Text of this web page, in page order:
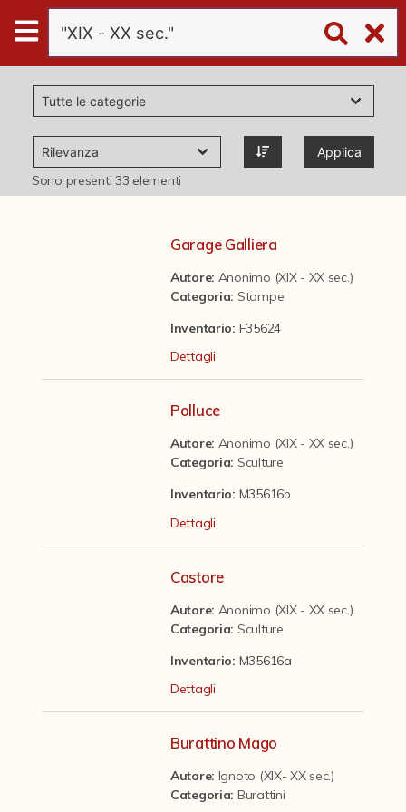
Digital
Humanities
Donazioni
Pubblicazioni
Il progetto Digital Humanities
Applica
Sono presenti33 elementi
Garage Galliera
Autore: Anonimo (XIX - XX sec.)
Categoria: Stampe
Inventario: F35624
Dettagli
Polluce
Autore: Anonimo (XIX - XX sec.)
Categoria: Sculture
Inventario: M35616b
Dettagli
Castore
Autore: Anonimo (XIX - XX sec.)
Categoria: Sculture
Inventario: M35616a
Dettagli
Burattino Mago
Autore: Ignoto (XIX- XX sec.)
Categoria: Burattini